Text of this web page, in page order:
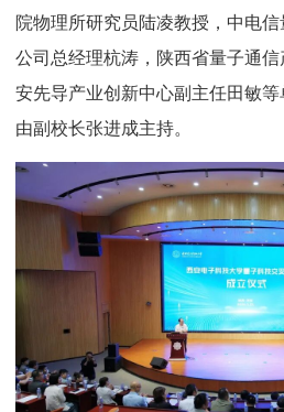
院物理所研究员陆凌教授，中电
公司总经理杭涛，陕西省量子通
安先导产业创新中心副主任田敏
由副校长张进成主持。